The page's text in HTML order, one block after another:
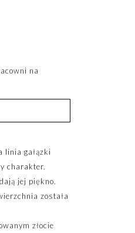
na
linia gałązki
charakter.
jej piękno.
została
złocie